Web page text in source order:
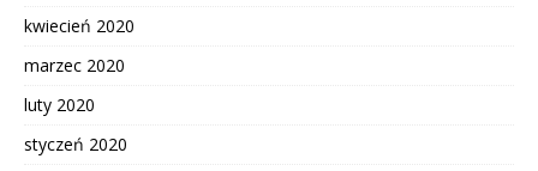
kwiecień 2020
marzec 2020
luty 2020
styczeń 2020